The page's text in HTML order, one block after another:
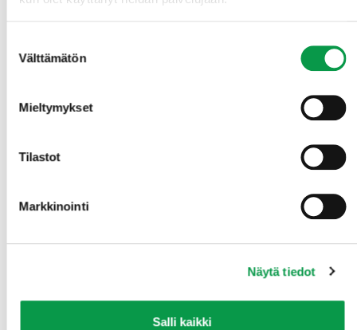
valinta
Välttämätön
Mieltymykset
Tilastot
Markkinointi
Näytä tiedot
Salli kaikki
materiaaleja ja linkkejä, jaa tietoa verkostoillesi
miettimään ilmastonmuutoksen sopeutumisen
toimia ja keskustelemaan asiasta kasvotusten ja
muita jakamaan tietoa sekä tekemään
arjen pieniä ja suuria tekoja
ratkaisuja yhteisiin haasteisiin
on järjestöjen ja muiden aiheesta kiinnostuneiden
yhteinen ilmastonmuutokseen sopeutumisen
viestintäkampanja. Järjestöt ovat ketteriä viestimään
uusista asioista ja jalkauttamaan kansalaistaitoja, ja
siksi keskeisessä roolissa ilmastonmuutoksen